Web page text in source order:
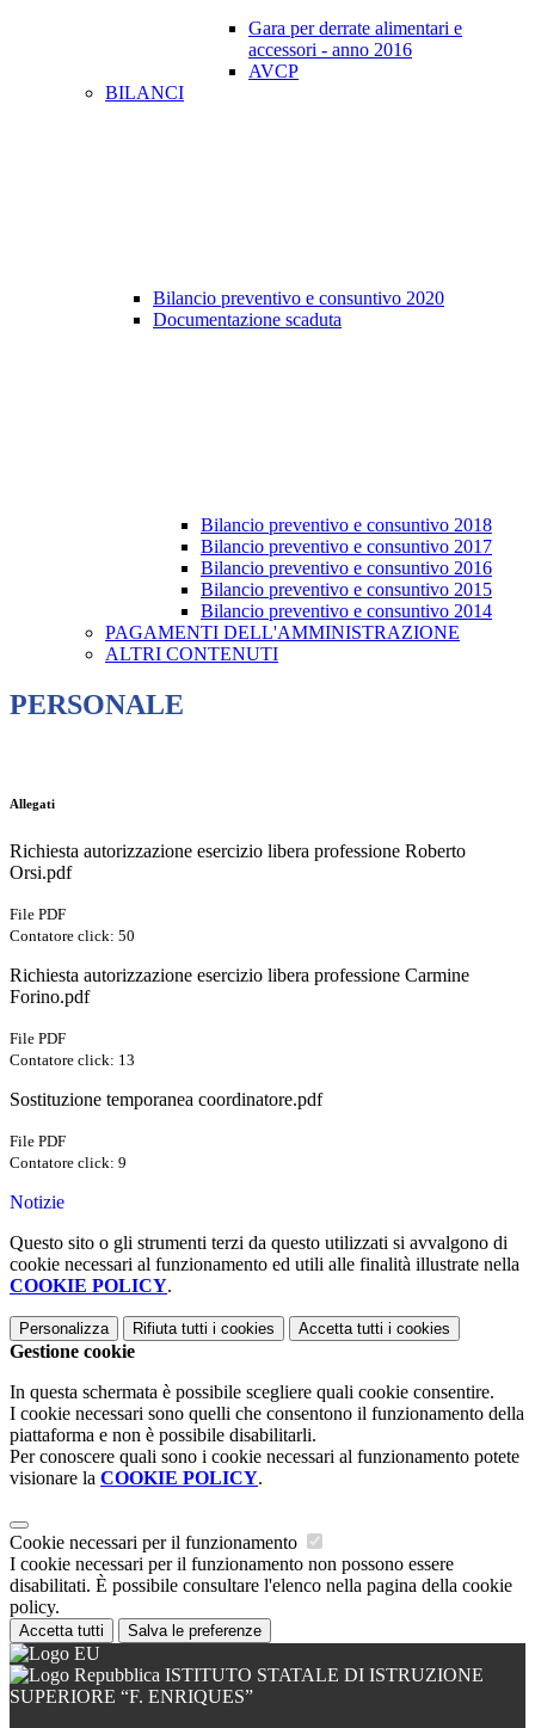
Gara per derrate alimentari e
accessori - anno 2016
AVCP
BILANCI
Bilancio preventivo e consuntivo 2020
Documentazione scaduta
Bilancio preventivo e consuntivo 2018
Bilancio preventivo e consuntivo 2017
Bilancio preventivo e consuntivo 2016
Bilancio preventivo e consuntivo 2015
Bilancio preventivo e consuntivo 2014
PAGAMENTI DELL'AMMINISTRAZIONE
ALTRI CONTENUTI
PERSONALE
Allegati
Richiesta autorizzazione esercizio libera professione Roberto
Orsi.pdf
File PDF
Contatore click: 50
Richiesta autorizzazione esercizio libera professione Carmine
Forino.pdf
File PDF
Contatore click: 13
Sostituzione temporanea coordinatore.pdf
File PDF
Contatore click: 9
Notizie
Questo sito o gli strumenti terzi da questo utilizzati si avvalgono di
cookie necessari al funzionamento ed utili alle finalità illustrate nella
COOKIE POLICY.
Personalizza Rifiuta tutti i cookies Accetta tutti i cookies
Gestione cookie
In questa schermata è possibile scegliere quali cookie consentire.
I cookie necessari sono quelli che consentono il funzionamento della
piattaforma e non è possibile disabilitarli.
Per conoscere quali sono i cookie necessari al funzionamento potete
visionare la COOKIE POLICY.
Cookie necessari per il funzionamento
I cookie necessari per il funzionamento non possono essere
disabilitati. È possibile consultare l'elenco nella pagina della cookie
policy.
Accetta tutti Salva le preferenze
ISTITUTO STATALE DI ISTRUZIONE
SUPERIORE “F. ENRIQUES”